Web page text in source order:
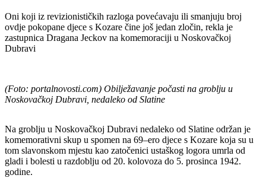
Oni koji iz revizionističkih razloga povećavaju ili smanjuju broj
ovdje pokopane djece s Kozare čine još jedan zločin, rekla je
zastupnica Dragana Jeckov na komemoraciji u Noskovačkoj
Dubravi
(Foto: portalnovosti.com) Obilježavanje počasti na groblju u
Noskovačkoj Dubravi, nedaleko od Slatine
Na groblju u Noskovačkoj Dubravi nedaleko od Slatine održan je
komemorativni skup u spomen na 69–ero djece s Kozare koja su u
tom slavonskom mjestu kao zatočenici ustaškog logora umrla od
gladi i bolesti u razdoblju od 20. kolovoza do 5. prosinca 1942.
godine.